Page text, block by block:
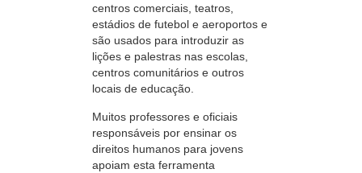
centros comerciais, teatros,
estádios de futebol e aeroportos e
são usados para introduzir as
lições e palestras nas escolas,
centros comunitários e outros
locais de educação.
Muitos professores e oficiais
responsáveis por ensinar os
direitos humanos para jovens
apoiam esta ferramenta